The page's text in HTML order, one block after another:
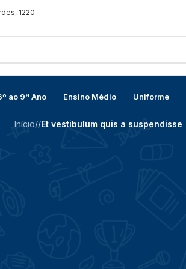
1220
ao 9ª Ano Ensino Médio Uniforme
Início//Et vestibulum quis a suspendisse